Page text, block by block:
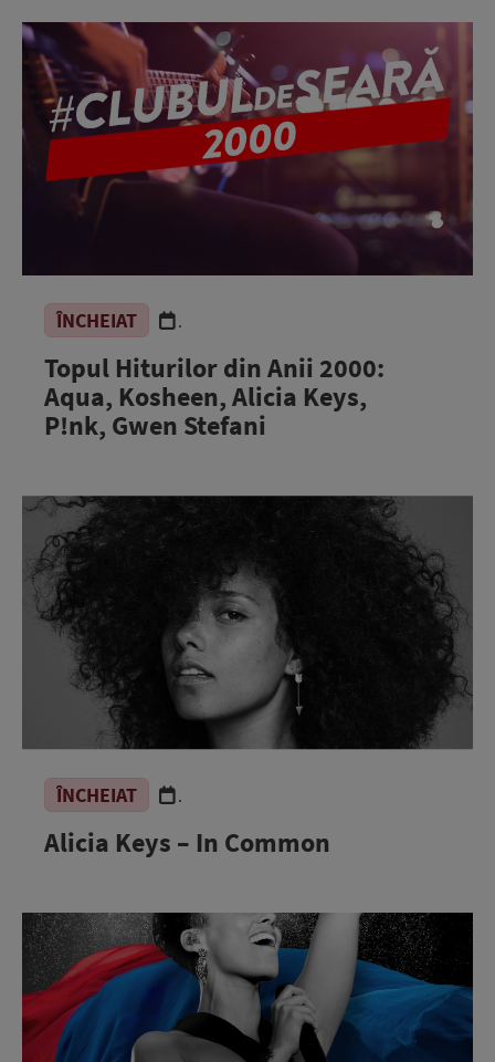
ÎNCHEIAT .
Topul Hiturilor din Anii 2000:
Aqua, Kosheen, Alicia Keys,
P!nk, Gwen Stefani
ÎNCHEIAT .
Alicia Keys – In Common